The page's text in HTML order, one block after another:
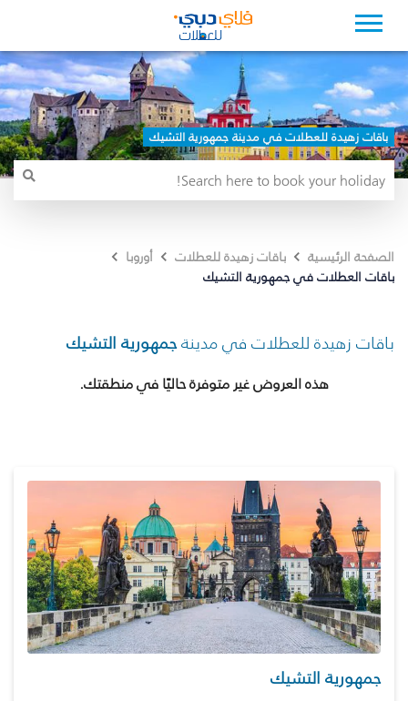
باقات زهيدة للعطلات في مدينة جمهورية التشيك
الصفحة الرئيسية باقات زهيدة للعطلات
أوروبا
باقات العطلات في جمهورية التشيك
باقات زهيدة للعطلات في مدينةجمهورية التشيك
هذه العروض غير متوفرة حاليًا في منطقتك.
جمهورية التشيك